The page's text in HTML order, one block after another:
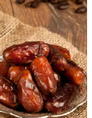
帳號之用戶狀況，依本公司即
情形，本公司將視審查結果
。若發現惡意使用之情形，
額度並採取法律行動。